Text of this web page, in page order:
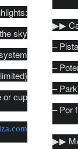
sky
or cup
▶︎▶︎
–
–
–
– Por
▶︎▶︎